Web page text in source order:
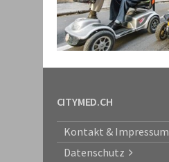
CITYMED.CH
Kontakt & Impressum
Datenschutz